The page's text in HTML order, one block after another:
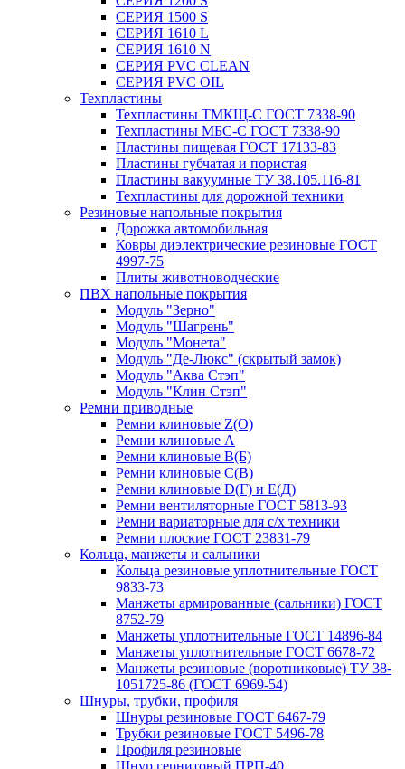
СЕРИЯ 1500 S
СЕРИЯ 1610 L
СЕРИЯ 1610 N
СЕРИЯ PVC CLEAN
СЕРИЯ PVC OIL
Техпластины
Техпластины ТМКЩ-С ГОСТ 7338-90
Техпластины МБС-С ГОСТ 7338-90
Пластины пищевая ГОСТ 17133-83
Пластины губчатая и пористая
Пластины вакуумные ТУ 38.105.116-81
Техпластины для дорожной техники
Резиновые напольные покрытия
Дорожка автомобильная
Ковры диэлектрические резиновые ГОСТ
4997-75
Плиты животноводческие
ПВХ напольные покрытия
Модуль "Зерно"
Модуль "Шагрень"
Модуль "Монета"
Модуль "Де-Люкс" (скрытый замок)
Модуль "Аква Стэп"
Модуль "Клин Стэп"
Ремни приводные
Ремни клиновые Z(О)
Ремни клиновые А
Ремни клиновые В(Б)
Ремни клиновые С(В)
Ремни клиновые D(Г) и Е(Д)
Ремни вентиляторные ГОСТ 5813-93
Ремни вариаторные для с/х техники
Ремни плоские ГОСТ 23831-79
Кольца, манжеты и сальники
Кольца резиновые уплотнительные ГОСТ
9833-73
Манжеты армированные (сальники) ГОСТ
8752-79
Манжеты уплотнительные ГОСТ 14896-84
Манжеты уплотнительные ГОСТ 6678-72
Манжеты резиновые (воротниковые) ТУ 38-
1051725-86 (ГОСТ 6969-54)
Шнуры, трубки, профиля
Шнуры резиновые ГОСТ 6467-79
Трубки резиновые ГОСТ 5496-78
Профиля резиновые
Шнур гернитовый ПРП-40